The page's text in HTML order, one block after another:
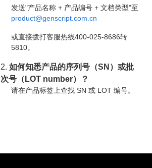
发送"产品名称 + 产品编号 + 文档类型"至
product@genscript.com.cn
或直接拨打客服热线400-025-8686转
5810。
2.如何知悉产品的序列号（SN）或批
次号（LOT number）？
请在产品标签上查找 SN 或 LOT 编号。